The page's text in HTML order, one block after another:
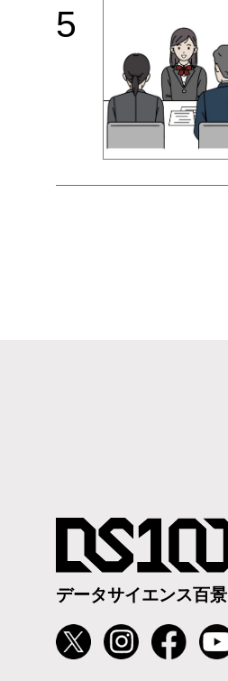
5
データサイエンス百景